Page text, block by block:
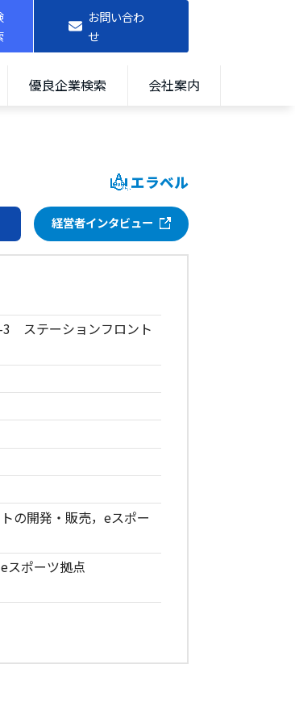
お問い合わ
せ
優良企業検索 会社案内
エラベル
経営者インタビュー
ステーションフロント
の開発・販売，eスポー
スポーツ拠点